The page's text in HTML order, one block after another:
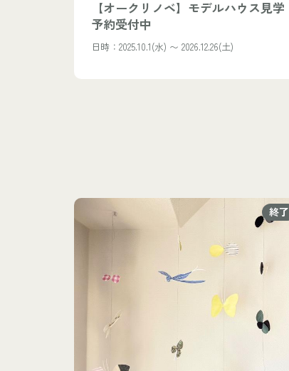
【オークリノベ】モデルハウス見学
予約受付中
日時：2025.10.1(水) 〜 2026.12.26(土)
終了